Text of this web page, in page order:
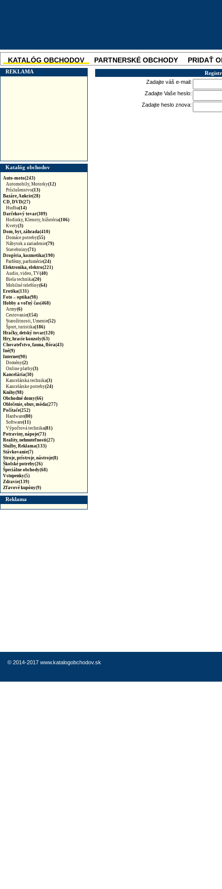
KATALÓG OBCHODOV PARTNERSKÉ OBCHODY
PRIDAŤ
SKUPINOVÉ ZĽAVY NOVINKA
REKLAMA
Katalóg obchodov
Auto-moto(243)
Automobily, Motorky(12)
Príslušenstvo(13)
Bazáre, Aukcie(28)
CD, DVD(27)
Hudba(14)
Darčekový tovar(309)
Hodinky, Klenoty, bižutéria(106)
Kvety(3)
Dom, byt, záhrada(410)
Domáce potreby(55)
Nábytok a zariadenie(79)
Stavebniny(71)
Drogéria, kozmetika(190)
Parfémy, parfumérie(24)
Elektronika, elektro(221)
Audio, video, TV(40)
Biela technika(20)
Mobilné telefóny(64)
Erotika(131)
Foto – optika(98)
Hobby a voľný čas(468)
Army(6)
Cestovanie(154)
Starožitnosti, Umenie(52)
Šport, turistika(186)
Hračky, detský tovar(120)
Hry, hracie konzoly(63)
Chovateľstvo, fauna, flóra(43)
Iné(9)
Internet(90)
Domény(2)
Online platby(3)
Kancelária(30)
Kancelárska technika(3)
Kancelárske potreby(24)
Knihy(98)
Obchodné domy(66)
Oblečenie, obuv, móda(277)
Počítače(252)
Hardware(80)
Software(11)
Výpočtová technika(81)
Potraviny, nápoje(73)
Reality, nehnuteľnosti(27)
Služby, Reklama(133)
Stávkovanie(7)
Stroje, prístroje, nástroje(8)
Školské potreby(26)
Špeciálne obchody(68)
Vstupenky(5)
Zdravie(139)
Zľavové kupóny(9)
Reklama
Zadajte váš e-mail:
Zadajte Vaše heslo:
Zadajte heslo znova:
© 2014-2017 www.katalogobchodov.sk